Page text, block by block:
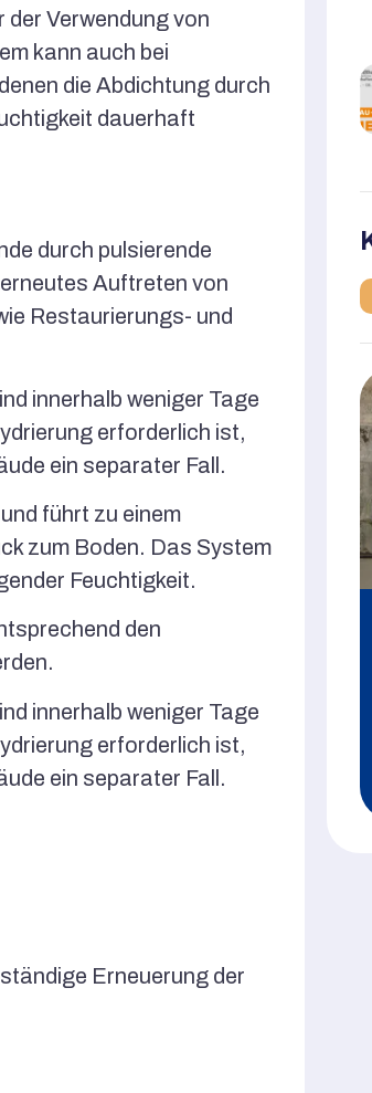
Verwendung von
kann auch bei
die Abdichtung durch
dauerhaft
durch pulsierende
Auftreten von
Restaurierungs- und
innerhalb weniger Tage
erforderlich ist,
ein separater Fall.
führt zu einem
zum Boden. Das System
Feuchtigkeit.
den
innerhalb weniger Tage
erforderlich ist,
ein separater Fall.
Erneuerung der